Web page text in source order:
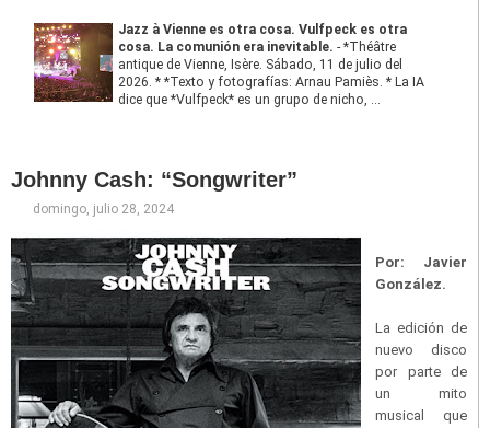
Jazz à Vienne es otra cosa. Vulfpeck es otra
cosa. La comunión era inevitable. -*Théâtre
antique de Vienne, Isère. Sábado, 11 de julio del
2026. * *Texto y fotografías: Arnau Pamiès. * La IA
dice que *Vulfpeck* es un grupo de nicho, ...
Johnny Cash: “Songwriter”
domingo, julio 28, 2024
Por: Javier
González.
La edición de
nuevo disco
por parte de
un mito
musical que